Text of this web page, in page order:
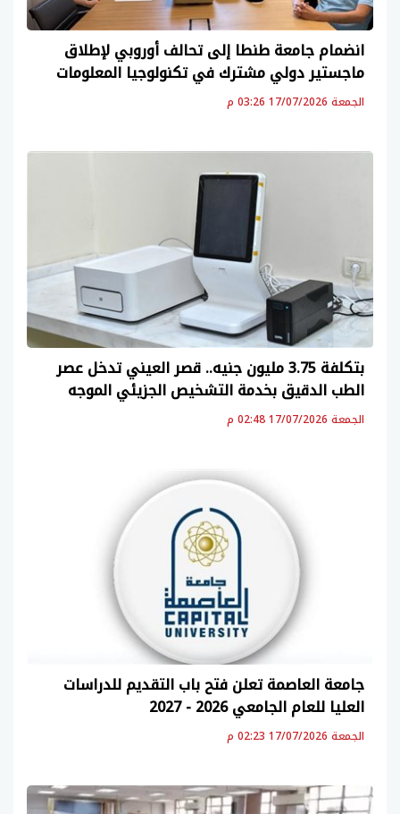
انضمام جامعة طنطا إلى تحالف أوروبي لإطلاق
ماجستير دولي مشترك في تكنولوجيا المعلومات
الجمعة 17/07/2026 03:26 م
بتكلفة 3.75 مليون جنيه.. قصر العيني تدخل عصر
الطب الدقيق بخدمة التشخيص الجزيئي الموجه
الجمعة 17/07/2026 02:48 م
جامعة العاصمة تعلن فتح باب التقديم للدراسات
العليا للعام الجامعي 2026 - 2027
الجمعة 17/07/2026 02:23 م